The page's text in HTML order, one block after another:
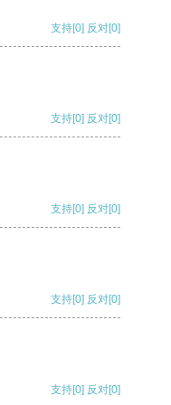
支持[0] 反对[0]
支持[0] 反对[0]
支持[0] 反对[0]
支持[0] 反对[0]
支持[0] 反对[0]